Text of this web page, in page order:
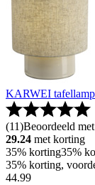
KARWEI tafellamp
(11)Beoordeeld
29.24 met korting
35% korting35%
35% korting,
44.99